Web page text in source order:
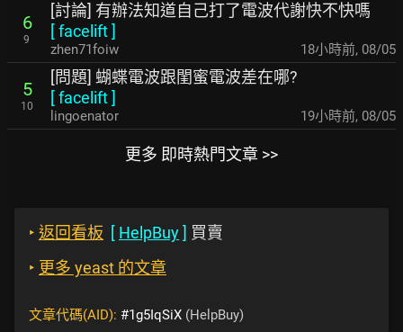
6
9
[討論] 有辦法知道自己打了電波代謝快不快嗎
[facelift]
zhen71foiw 18小時前, 08/05
5
10
[問題] 蝴蝶電波跟閨蜜電波差在哪?
[facelift]
lingoenator 19小時前, 08/05
更多 即時熱門文章 >>
‣ 返回看板 [ HelpBuy] 買賣
‣ 更多 yeast 的文章
文章代碼(AID): #1g5IqSiX (HelpBuy)